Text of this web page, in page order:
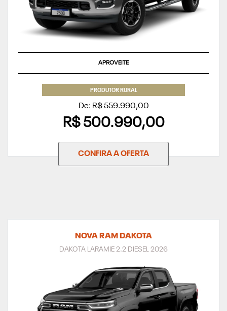
APROVEITE
PRODUTOR RURAL
De: R$ 559.990,00
R$ 500.990,00
CONFIRA A OFERTA
NOVA RAM DAKOTA
DAKOTA LARAMIE 2.2 DIESEL 2026